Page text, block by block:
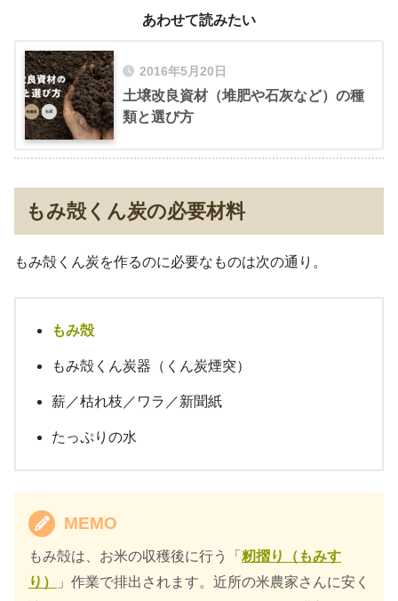
あわせて読みたい
2016年5月20日
土壌改良資材（堆肥や石灰など）の種
類と選び方
もみ殻くん炭の必要材料
もみ殻くん炭を作るのに必要なものは次の通り。
もみ殻
もみ殻くん炭器（くん炭煙突）
薪／枯れ枝／ワラ／新聞紙
たっぷりの水
MEMO
もみ殻は、お米の収穫後に行う「 籾摺り（もみす
り）
」作業で排出されます。近所の米農家さんに安く